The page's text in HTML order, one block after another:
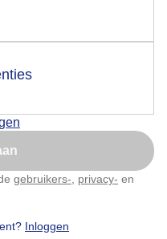
gebruikers- privacy- en
Inloggen
08-2024, 313x bekeken
popup
later
te passen